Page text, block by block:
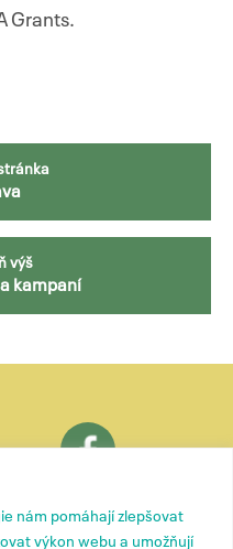
nám pomáhají zlepšovat
výkon webu a umožňují
Grants.
výš
kampaní